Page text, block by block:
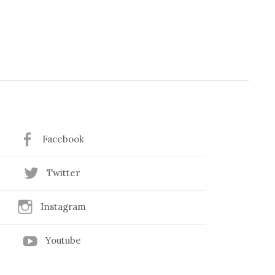
Facebook
Twitter
Instagram
Youtube